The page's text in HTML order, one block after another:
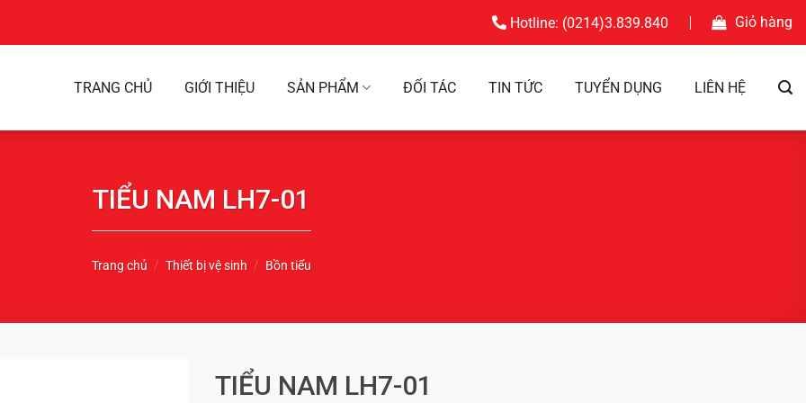
Hotline: (0214)3.839.840 Giỏ hàng
TRANG CHỦ GIỚI THIỆU SẢN PHẨM ĐỐI TÁC TIN TỨC TUYỂN DỤNG LIÊN HỆ
TIỂU NAM LH7-01
Trang chủ / Thiết bị vệ sinh / Bồn tiểu
TIỂU NAM LH7-01